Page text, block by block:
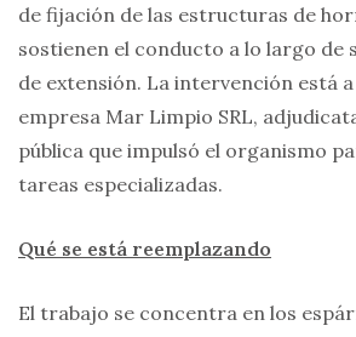
de fijación de las estructuras de
sostienen el conducto a lo largo de
de extensión. La intervención está
empresa Mar Limpio SRL,
pública que impulsó el organismo
tareas especializadas.
Qué se está reemplazando
El trabajo se concentra en los